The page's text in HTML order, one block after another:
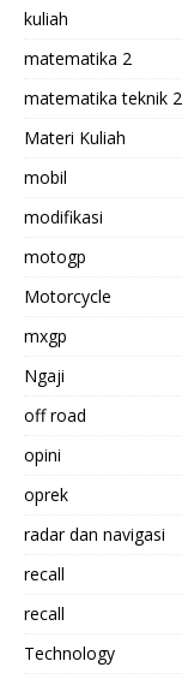
kuliah
matematika 2
matematika teknik 2
Materi Kuliah
mobil
modifikasi
motogp
Motorcycle
mxgp
Ngaji
off road
opini
oprek
radar dan navigasi
recall
recall
Technology